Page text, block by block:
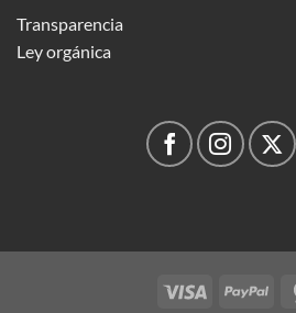
Transparencia
Ley orgánica